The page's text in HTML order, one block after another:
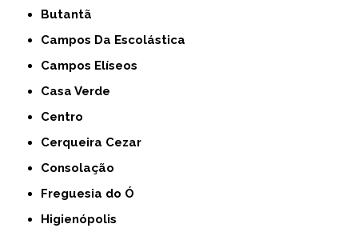
Butantã
Campos Da Escolástica
Campos Elíseos
Casa Verde
Centro
Cerqueira Cezar
Consolação
Freguesia do Ó
Higienópolis